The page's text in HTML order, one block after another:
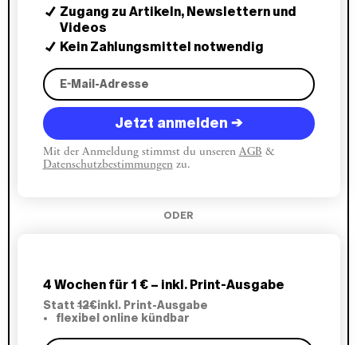
normalerweise durch Blasenbildung innerhalb
eines Jahres destabilisieren kann, erhöht die
Anhäufung von Privatvermögen die finanzielle
Instabilität über einen längeren Zeitraum von
drei bis vier Jahren.
Zugang zu Artikeln, Newslettern und
Videos
Kein Zahlungsmittel notwendig
Jetzt anmelden →
Mit der Anmeldung stimmst du unseren AGB &
Datenschutzbestimmungenzu.
ODER
4 Wochen für 1 € – inkl. Print-Ausgabe
Statt12€inkl. Print-Ausgabe
flexibel online kündbar